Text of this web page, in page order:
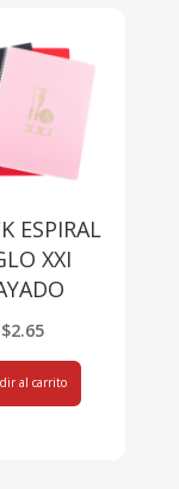
ESPIRAL
XXI
$2.65
al carrito